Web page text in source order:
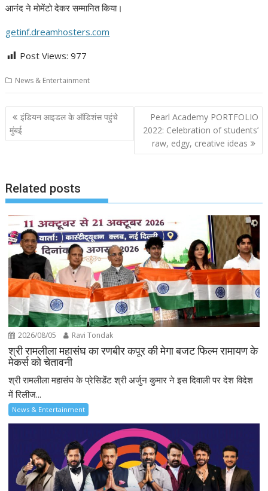
आनंद ने मोमेंटो देकर सम्मानित किया।
getinf.dreamhosters.com
Post Views: 977
News & Entertainment
Post
navigation
इंडियन आइडल के ऑडिशंस पहुंचे
मुंबई
Pearl Academy PORTFOLIO
2022: Celebration of students’
raw, edgy, creative ideas
Related posts
2026/08/05 Ravi Tondak
श्री रामलीला महासंघ का रणबीर कपूर की मेगा बजट फिल्म रामायण के
मेकर्स को चेतावनी
श्री रामलीला महासंघ के प्रेसिडेंट श्री अर्जुन कुमार ने इस दिवाली पर देश विदेश
में रिलीज...
News & Entertainment